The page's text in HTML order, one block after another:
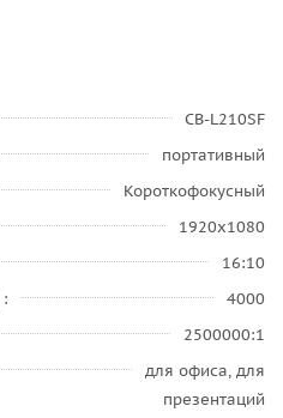
CB-L210SF
портативный
Короткофокусный
1920x1080
16:10
4000
2500000:1
для офиса, для
презентаций